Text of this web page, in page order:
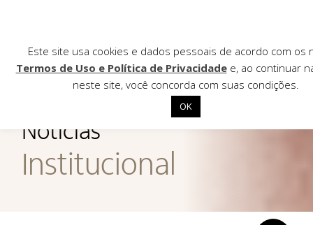
Início
Institucional
Notícias
Institucional
Este site usa cookies e dados pessoais de acordo com os
Termos de Uso e Política de Privacidadee, ao continuar
neste site, você concorda com suas condições.
OK